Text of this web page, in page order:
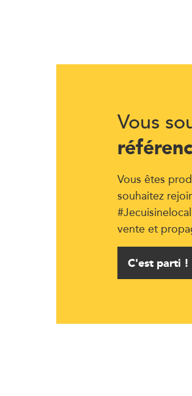
Vous
Vous êtes
souhaitez
vente et
C'est parti !